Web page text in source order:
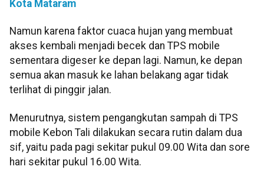
Kota Mataram
Namun karena faktor cuaca hujan yang membuat
akses kembali menjadi becek dan TPS mobile
sementara digeser ke depan lagi. Namun, ke depan
semua akan masuk ke lahan belakang agar tidak
terlihat di pinggir jalan.
Menurutnya, sistem pengangkutan sampah di TPS
mobile Kebon Tali dilakukan secara rutin dalam dua
sif, yaitu pada pagi sekitar pukul 09.00 Wita dan sore
hari sekitar pukul 16.00 Wita.